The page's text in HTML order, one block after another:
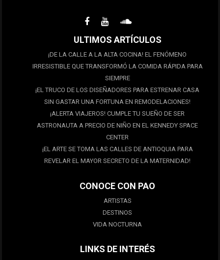
ULTIMOS ARTÍCULOS
¡DE LA CALLE A LA ALTA COCINA! EL FENÓMENO
IRRESISTIBLE QUE TRANSFORMÓ LA COMIDA RÁPIDA PARA
SIEMPRE
¡EL TRUCO DE LOS DISEÑADORES PARA ESTRENAR CASA
SIN GASTAR UNA FORTUNA EN REMODELACIONES!
¡ALERTA VIAJEROS! CUMPLE TU SUEÑO DE SER
ASTRONAUTA A PRECIO DE NIÑO EN EL KENNEDY SPACE
CENTER
¡EL ARTE SE TOMA LAS CALLES DE ANTIOQUIA PARA
REVELAR EL MAYOR SECRETO DE LA MATERNIDAD!
CONOCE CON PAO
ARTISTAS
DESTINOS
VIDA NOCTURNA
LINKS DE INTERÉS